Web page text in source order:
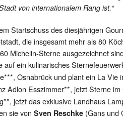
von internationalem Rang ist.“
Startschuss des diesjährigen
die insgesamt mehr als 80
Michelin-Sterne ausgezeichnet
auf ein kulinarisches
Osnabrück und plant ein La Vie
Adlon Esszimmer**, jetzt Sterne im
jetzt das exklusive Landhaus
sie von Sven Reschke (Gans und